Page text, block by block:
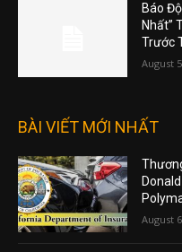
Báo
Nhất”
Trước
August
BÀI VIẾT MỚI NHẤT
August